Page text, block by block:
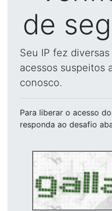
de
Seu IP fez
acessos suspeitos
conosco.
Para liberar o acesso
responda ao desafio